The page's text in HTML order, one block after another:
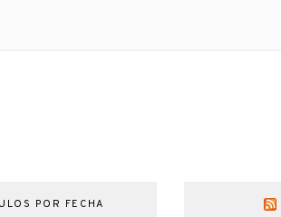
POR FECHA